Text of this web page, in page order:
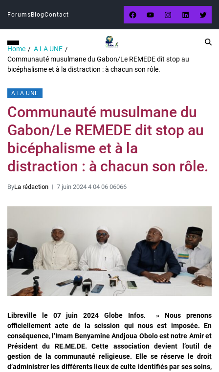
Forums BlogContact
Home
A LA UNE
Communauté musulmane du Gabon/Le REMEDE dit stop au
bicéphalisme et à la distraction : à chacun son rôle.
A LA UNE
Communauté musulmane du
Gabon/Le REMEDE dit stop au
bicéphalisme et à la
distraction : à chacun son rôle.
ByLa rédaction 7 juin 2024 4 04 06 06066
Libreville le 07 juin 2024 Globe Infos. » Nous prenons
officiellement acte de la scission qui nous est imposée. En
conséquence, l’Imam Benyamine Andjoua Obolo est notre Amir et
Président du RE.ME.DE. Cette association devient l’outil de
gestion de la communauté religieuse. Elle se réserve le droit
d’administrer les différents lieux de culte identifiés par ses soins,